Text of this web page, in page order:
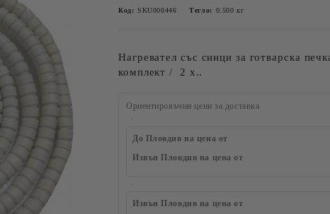
Код: SKU000446 Тегло: 0.500 кг
Нагревател със синци за готварска
комплект / 2 x..
Ориентировъчни цени за доставка
До Пловдив на цена от
Извън Пловдив на цена от
Извън Пловдив на цена от